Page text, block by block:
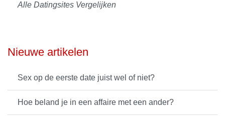
Alle Datingsites Vergelijken
Nieuwe artikelen
Sex op de eerste date juist wel of niet?
Hoe beland je in een affaire met een ander?